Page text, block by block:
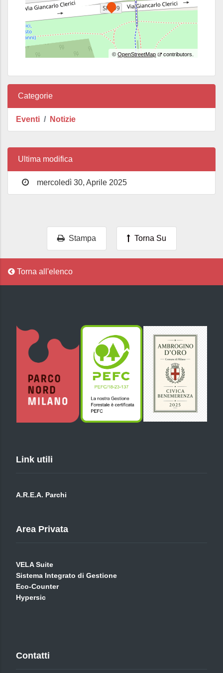
©OpenStreetMap contributors.
Categorie
Eventi Notizie
Ultima modifica
mercoledì 30, Aprile 2025
Stampa Torna Su
Torna all'elenco
Link utili
A.R.E.A. Parchi
Area Privata
VELA Suite
Sistema Integrato di Gestione
Eco-Counter
Hypersic
Contatti